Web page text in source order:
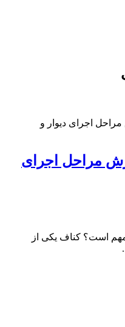
مراحل اجرای
است؟ کناف یکی از